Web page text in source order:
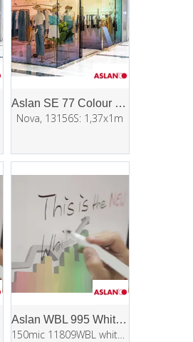
Aslan SE 77 Colour Shift Etched
Nova, 13156S: 1,37x1m
Aslan WBL 995 Whiteboard Dryapply
150mic 11809WBL white, glossy 1,37x50m